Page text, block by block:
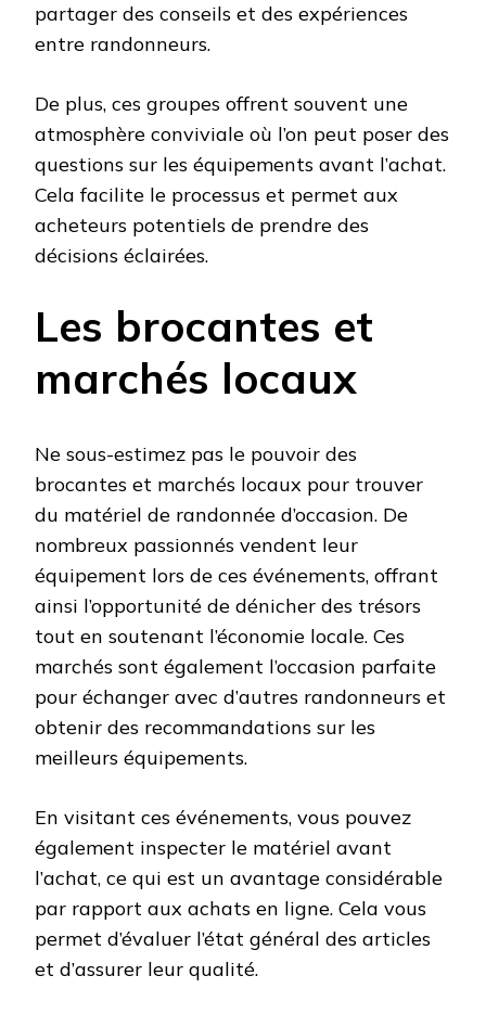
partager des conseils et des expériences
entre randonneurs.
De plus, ces groupes offrent souvent une
atmosphère conviviale où l’on peut poser des
questions sur les équipements avant l’achat.
Cela facilite le processus et permet aux
acheteurs potentiels de prendre des
décisions éclairées.
Les brocantes et
marchés locaux
Ne sous-estimez pas le pouvoir des
brocantes et marchés locaux pour trouver
du matériel de randonnée d’occasion. De
nombreux passionnés vendent leur
équipement lors de ces événements, offrant
ainsi l’opportunité de dénicher des trésors
tout en soutenant l’économie locale. Ces
marchés sont également l’occasion parfaite
pour échanger avec d’autres randonneurs et
obtenir des recommandations sur les
meilleurs équipements.
En visitant ces événements, vous pouvez
également inspecter le matériel avant
l’achat, ce qui est un avantage considérable
par rapport aux achats en ligne. Cela vous
permet d’évaluer l’état général des articles
et d’assurer leur qualité.